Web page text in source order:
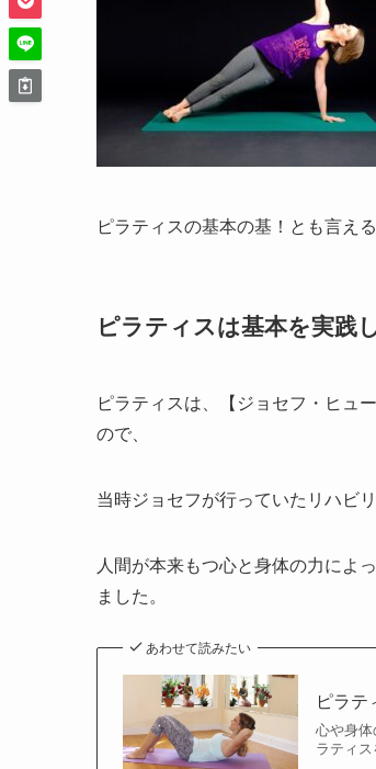
ピラティスの基本の基！とも言え
ピラティスは基本を実践
ピラティスは、【ジョセフ・ヒュ
ので、
当時ジョセフが行っていたリハビ
人間が本来もつ心と身体の力によ
ました。
あわせて読みたい
ピラテ
心や身
ラティ